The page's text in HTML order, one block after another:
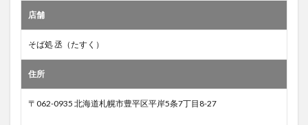
店舗
そば処 丞（たすく）
住所
〒062-0935 北海道札幌市豊平区平岸5条7丁目8-27